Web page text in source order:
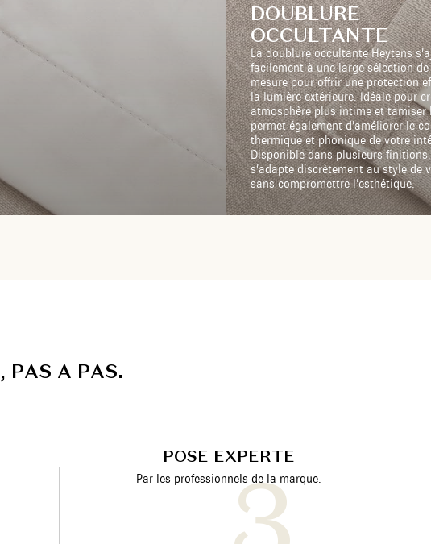
DOUBLURE
OCCULTANTE
La doublure occultante Heytens
facilement à une large sélection
mesure pour offrir une protection
la lumière extérieure. Idéale pour
atmosphère plus intime et tamiser
permet également d’améliorer le
thermique et phonique de votre
Disponible dans plusieurs
s’adapte discrètement au style de
sans compromettre l’esthétique.
, PAS A PAS.
POSE EXPERTE
Par les professionnels de la marque.